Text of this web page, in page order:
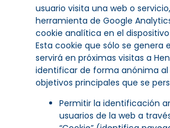
usuario visita una web o
herramienta de Google
cookie analítica en el
Esta cookie que sólo se genera
servirá en próximas visitas a
identificar de forma anónima al
objetivos principales que se
Permitir la identificación
usuarios de la web a